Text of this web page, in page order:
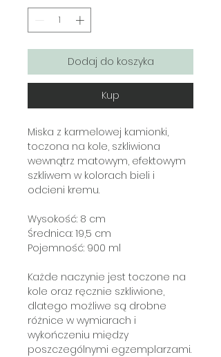
Dodaj do koszyka
Kup
Miska z karmelowej kamionki,
toczona na kole, szkliwiona
wewnątrz matowym, efektowym
szkliwem w kolorach bieli i
odcieni kremu.
Wysokość: 8 cm
Średnica: 19,5 cm
Pojemność: 900 ml
Każde naczynie jest toczone na
kole oraz ręcznie szkliwione,
dlatego możliwe są drobne
różnice w wymiarach i
wykończeniu między
poszczególnymi egzemplarzami.